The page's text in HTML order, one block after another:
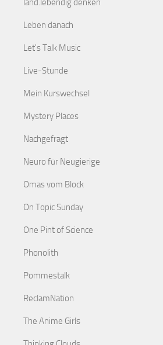
land.lebendig denken
Leben danach
Let's Talk Music
Live-Stunde
Mein Kurswechsel
Mystery Places
Nachgefragt
Neuro für Neugierige
Omas vom Block
On Topic Sunday
One Pint of Science
Phonolith
Pommestalk
ReclamNation
The Anime Girls